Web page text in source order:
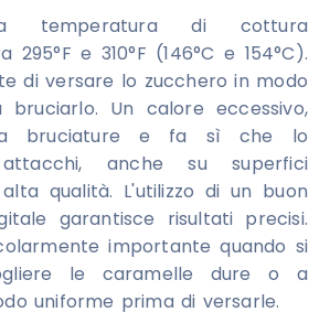
temperatura di cottura
e 310°F (146°C e 154°C).
di versare lo zucchero in modo
bruciarlo. Un calore eccessivo,
bruciature e fa sì che lo
anche su superfici
qualità. L'utilizzo di un buon
garantisce risultati precisi.
importante quando si
le caramelle dure o a
uniforme prima di versarle.